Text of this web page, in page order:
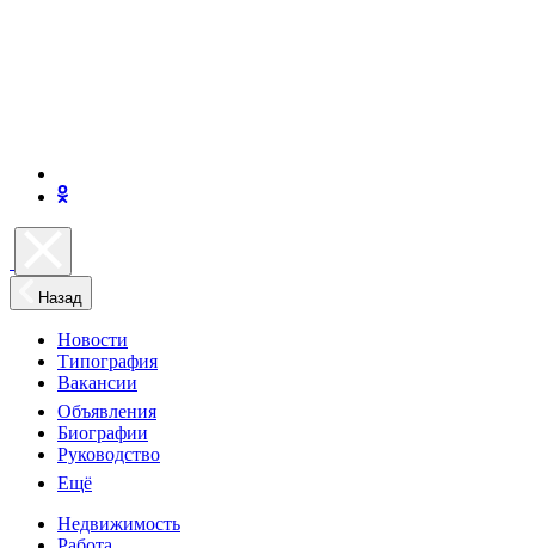
Назад
Новости
Типография
Вакансии
Объявления
Биографии
Руководство
Ещё
Недвижимость